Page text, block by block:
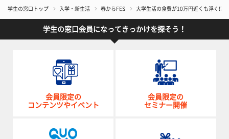
学生の窓口トップ 入学・新生活 春からFES 大学生活の食費が10万円近くも浮く!?
学生の窓口会員になってきっかけを探そう！
会員限定の
コンテンツやイベント
会員限定の
セミナー開催